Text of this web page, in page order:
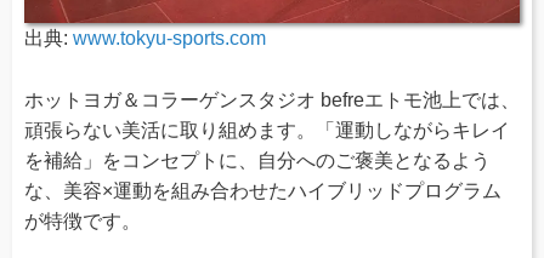
出典: www.tokyu-sports.com
ホットヨガ＆コラーゲンスタジオ befreエトモ池上では、
頑張らない美活に取り組めます。「運動しながらキレイ
を補給」をコンセプトに、自分へのご褒美となるよう
な、美容×運動を組み合わせたハイブリッドプログラム
が特徴です。